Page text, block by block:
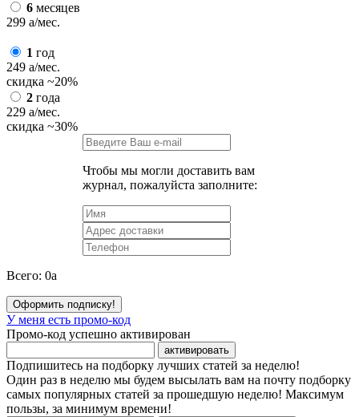
6 месяцев
299 a/мес.
1 год
249 a/мес.
скидка ~20%
2 года
229 a/мес.
скидка ~30%
Чтобы мы могли доставить вам
журнал, пожалуйста заполните:
Всего: 0a
Оформить подписку!
У меня есть промо-код
Промо-код успешно активирован
активировать
Подпишитесь на подборку лучших статей за неделю!
Один раз в неделю мы будем высылать вам на почту подборку
самых популярных статей за прошедшую неделю! Максимум
пользы, за минимум времени!